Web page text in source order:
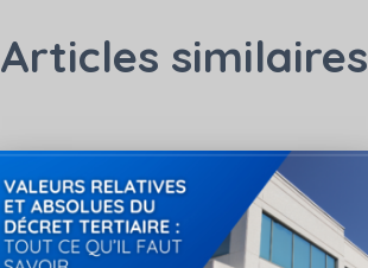
Articles similaires